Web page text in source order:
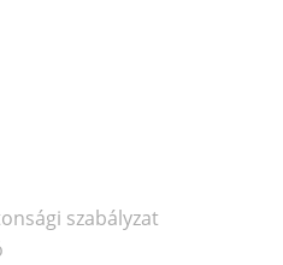
szabályzat